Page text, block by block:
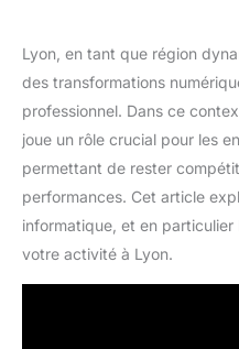
Lyon, en tant que région
des transformations
professionnel. Dans ce
joue un rôle crucial pour les
permettant de rester
performances. Cet article
informatique, et en
votre activité à Lyon.